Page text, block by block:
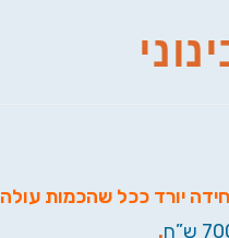
יורד ככל שהכמות עולה
.